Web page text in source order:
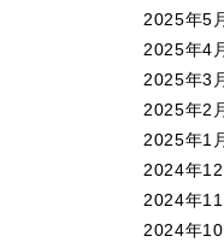
2025年5
2025年4
2025年3
2025年2
2025年1
2024年12
2024年11
2024年10